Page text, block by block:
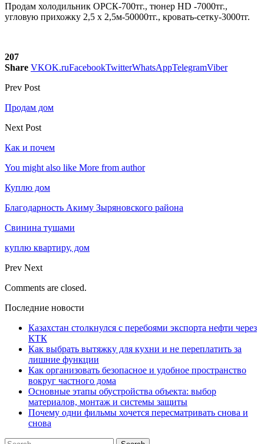
Продам холодильник ОРСК-700тг., тюнер HD -7000тг.,
угловую прихожку 2,5 х 2,5м-50000тг., кровать-сетку-3000тг.
207
Share VKOK.ruFacebookTwitterWhatsAppTelegramViber
Prev Post
Продам дом
Next Post
Как и почем
You might also like More from author
Куплю дом
Благодарность Акиму Зыряновского района
Свинина тушами
куплю квартиру, дом
Prev Next
Comments are closed.
Последние новости
Казахстан столкнулся с перебоями экспорта нефти через
КТК
Как выбрать вытяжку для кухни и не переплатить за
лишние функции
Как организовать безопасное и удобное пространство
вокруг частного дома
Основные этапы обустройства объекта: выбор
материалов, монтаж и системы защиты
Почему одни фильмы хочется пересматривать снова и
снова